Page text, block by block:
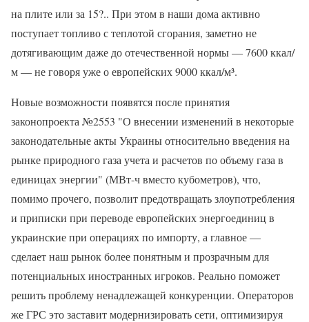
на плите или за 15?.. При этом в наши дома активно
поступает топливо с теплотой сгорания, заметно не
дотягивающим даже до отечественной нормы — 7600 ккал/
м — не говоря уже о европейских 9000 ккал/м³.
Новые возможности появятся после принятия
законопроекта №2553 "О внесении изменений в некоторые
законодательные акты Украины относительно введения на
рынке природного газа учета и расчетов по объему газа в
единицах энергии" (МВт-ч вместо кубометров), что,
помимо прочего, позволит предотвращать злоупотребления
и приписки при переводе европейских энергоединиц в
украинские при операциях по импорту, а главное —
сделает наш рынок более понятным и прозрачным для
потенциальных иностранных игроков. Реально поможет
решить проблему ненадлежащей конкуренции. Операторов
же ГРС это заставит модернизировать сети, оптимизируя